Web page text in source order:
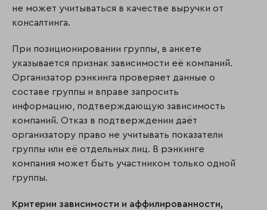
не может учитываться в качестве выручки от
консалтинга.
При позиционировании группы, в анкете
указывается признак зависимости её компаний.
Организатор рэнкинга проверяет данные о
составе группы и вправе запросить
информацию, подтверждающую зависимость
компаний. Отказ в подтверждении даёт
организатору право не учитывать показатели
группы или её отдельных лиц. В рэнкинге
компания может быть участником только одной
группы.
Критерии зависимости и аффилированности,